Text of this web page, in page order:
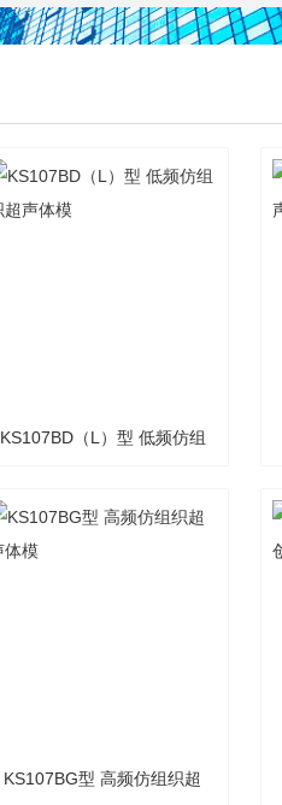
KS107BD（L）型 低频仿组
KS107BG型 高频仿组织超